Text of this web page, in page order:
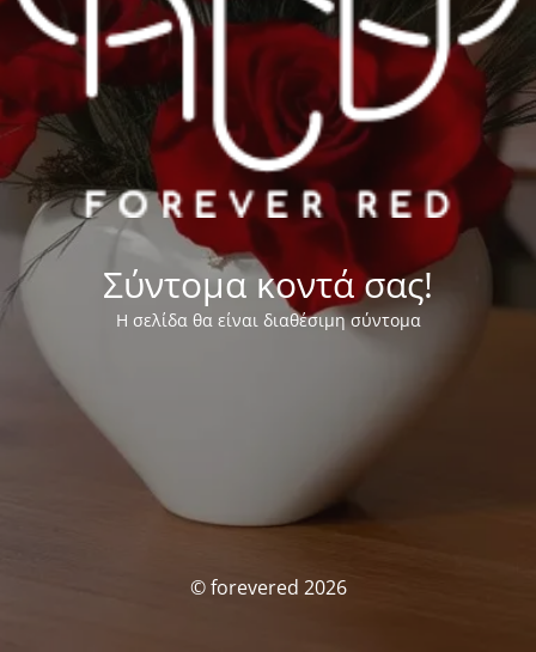
Σύντομα κοντά σας!
Η σελίδα θα είναι διαθέσιμη σύντομα
© forevered 2026